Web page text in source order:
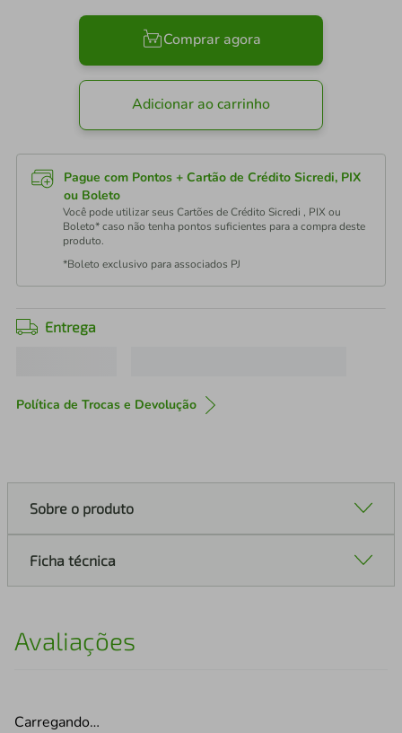
Comprar agora
Adicionar ao carrinho
Pague com Pontos + Cartão de Crédito Sicredi, PIX
ou Boleto
Você pode utilizar seus Cartões de Crédito Sicredi , PIX ou
Boleto* caso não tenha pontos suficientes para a compra deste
produto.
*Boleto exclusivo para associados PJ
Entrega
Política de Trocas e Devolução
Sobre o produto
Ficha técnica
Avaliações
Carregando…